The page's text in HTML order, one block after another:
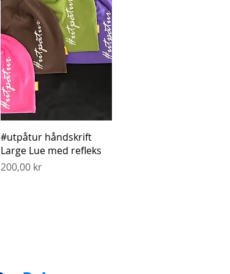
Hurtigvisning
#utpåtur håndskrift
Large Lue med refleks
Pris
200,00 kr